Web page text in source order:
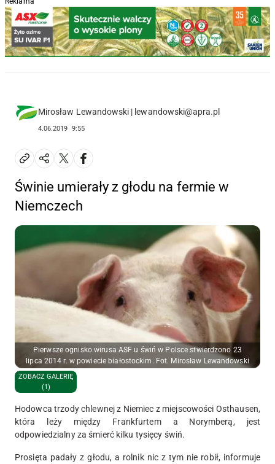
Mirosław Lewandowski | lewandowski@apra.pl
4.06.2019 9:55
Świnie umierały z głodu na fermie w
Niemczech
Pierwsze ognisko wirusa ASF u świń w Polsce stwierdzono 23
lipca 2014 r. w powiecie białostockim. Fot. Mirosław Lewandowski
ZOBACZ GALERIĘ
(1)
Hodowca trzody chlewnej z Niemiec z miejscowości Osthausen,
która leży między Frankfurtem a Norymberą, jest
odpowiedzialny za śmierć kilku tysięcy świń.
Prosięta padały z głodu, a rolnik nic z tym nie robił, informuje